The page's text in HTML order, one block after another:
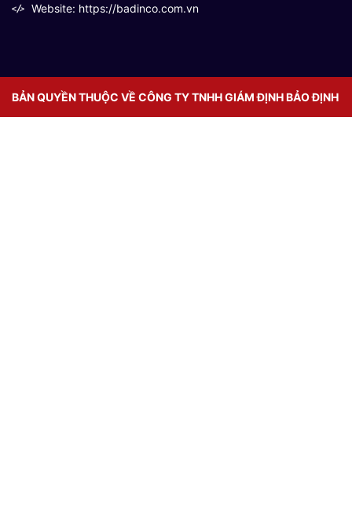
Website: https://badinco.com.vn
BẢN QUYỀN THUỘC VỀ CÔNG TY TNHH GIÁM ĐỊNH BẢO ĐỊNH